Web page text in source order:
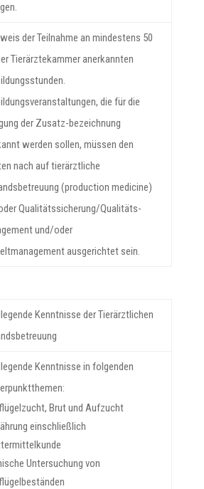
der Teilnahme an mindestens 50
Tierärztekammer anerkannten
die für die
der Zusatz-bezeichnung
werden sollen, müssen den
nach auf tierärztliche
(production medicine)
Qualitätssicherung/Qualitäts-
und/oder
ausgerichtet sein.
Kenntnisse der Tierärztlichen
Kenntnisse in folgenden
Brut und Aufzucht
einschließlich
Untersuchung von